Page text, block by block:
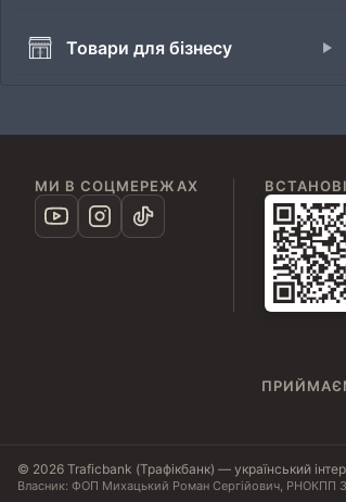
Товари для бізнесу
МИ В СОЦМЕРЕЖАХ
© 2026 Traficbank (Трафікбанк) — український
Власник: ФОП Михацький Роман Сергійович, РНОКПП